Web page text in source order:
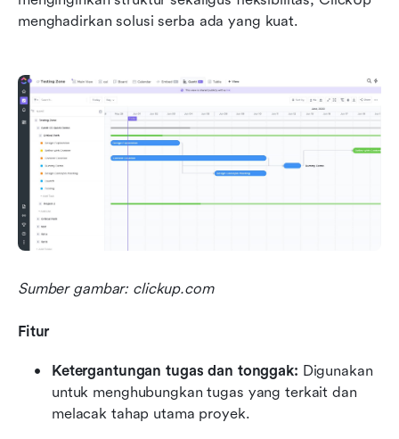
menghadirkan solusi serba ada yang kuat.
Sumber gambar: clickup.com
Fitur
Ketergantungan tugas dan tonggak: Digunakan
untuk menghubungkan tugas yang terkait dan
melacak tahap utama proyek.